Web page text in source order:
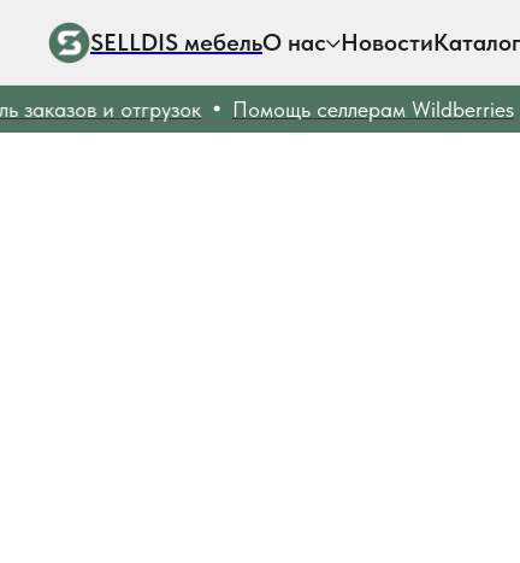
SELLDIS мебельО нас НовостиКаталог
и отгрузок Помощь селлерам Wildberries